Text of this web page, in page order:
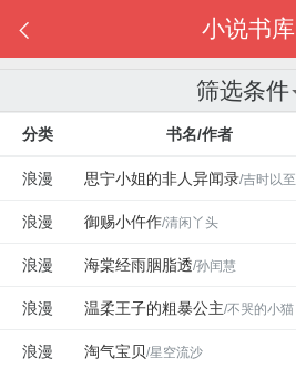
 小说书库
筛选条件
分类 书名/作者
浪漫 思宁小姐的非人异闻录/吉时以至
浪漫 御赐小仵作/清闲丫头
浪漫 海棠经雨胭脂透/孙闰慧
浪漫 温柔王子的粗暴公主/不哭的小猫
浪漫 淘气宝贝/星空流沙